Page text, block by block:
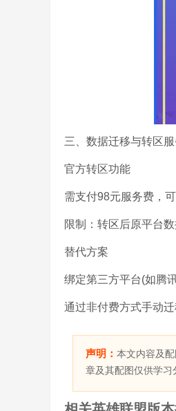
三、数据迁移与转区服
官方转区功能
需支付98元服务费，
限制：转区后原平台
替代方案
绑定第三方平台(如腾
通过非付费方式手动
声明：本文内容及
章及其配图仅供学习